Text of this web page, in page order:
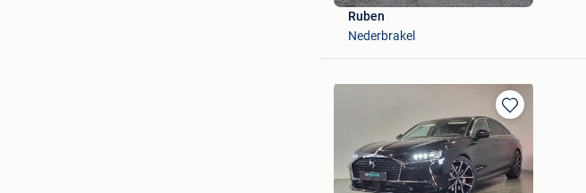
Ruben
Nederbrakel
Bewaren
in
Mijn
Favorieten